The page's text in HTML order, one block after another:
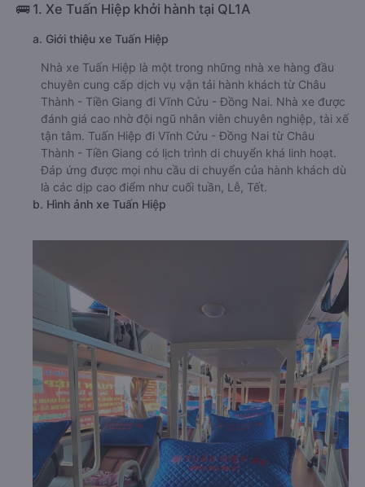
🚌 1. Xe Tuấn Hiệp khởi hành tại QL1A
a. Giới thiệu xe Tuấn Hiệp
Nhà xe Tuấn Hiệp là một trong những nhà xe hàng đầu
chuyên cung cấp dịch vụ vận tải hành khách từ Châu
Thành - Tiền Giang đi Vĩnh Cửu - Đồng Nai. Nhà xe được
đánh giá cao nhờ đội ngũ nhân viên chuyên nghiệp, tài xế
tận tâm. Tuấn Hiệp đi Vĩnh Cửu - Đồng Nai từ Châu
Thành - Tiền Giang có lịch trình di chuyển khá linh hoạt.
Đáp ứng được mọi nhu cầu di chuyển của hành khách dù
là các dịp cao điểm như cuối tuần, Lễ, Tết.
b. Hình ảnh xe Tuấn Hiệp